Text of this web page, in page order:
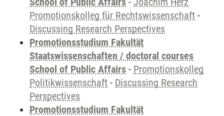
Promotionskolleg für Rechtswissenschaft -
Discussing Research Perspectives
Promotionsstudium Fakultät
Staatswissenschaften / doctoral courses
School of Public Affairs - Promotionskolleg
Politikwissenschaft - Discussing Research
Perspectives
Promotionsstudium Fakultät